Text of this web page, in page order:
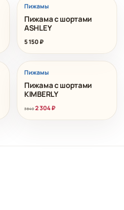
Пижамы
Пижама с шортами
ASHLEY
5 150₽
Пижамы
Пижама с шортами
KIMBERLY
3 840 2 304₽